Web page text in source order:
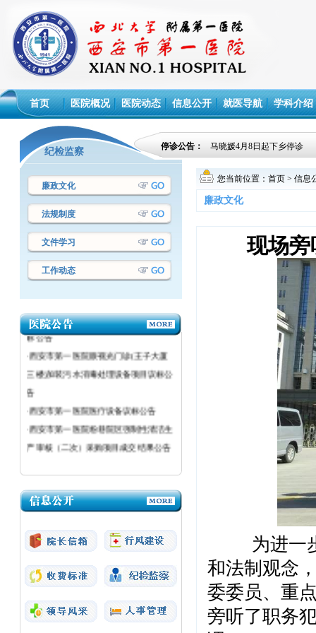
首页 医院概况 医院动态 信息公开 就医导航 学科介绍
纪检监察 停诊公告： 马晓媛4月8日起下乡停诊
廉政文化
法规制度
文件学习
工作动态
·西安市第一医院设备议标采购项目成交
结果公告
·西安市第一医院设备议标采购项目成交
结果公告
·西安市第一医院 设备维修议标采购项
标公告
·西安市第一医院眼视光门诊(王子大厦
三楼)加装污水消毒处理设备项目议标公
告
·西安市第一医院医疗设备议标公告
·西安市第一医院粉巷院区强制性清洁生
产审核（二次）采购项目成交结果公告
您当前位置： 首页 > 信息
廉政文化
现场旁
为进一步
和法制观念
委委员、重
旁听了职务